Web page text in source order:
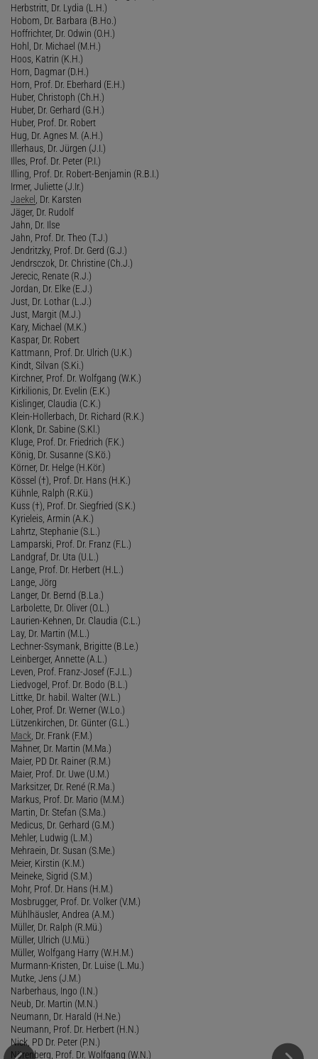
Herbstritt, Dr. Lydia (L.H.)
Hobom, Dr. Barbara (B.Ho.)
Hoffrichter, Dr. Odwin (O.H.)
Hohl, Dr. Michael (M.H.)
Hoos, Katrin (K.H.)
Horn, Dagmar (D.H.)
Horn, Prof. Dr. Eberhard (E.H.)
Huber, Christoph (Ch.H.)
Huber, Dr. Gerhard (G.H.)
Huber, Prof. Dr. Robert
Hug, Dr. Agnes M. (A.H.)
Illerhaus, Dr. Jürgen (J.I.)
Illes, Prof. Dr. Peter (P.I.)
Illing, Prof. Dr. Robert-Benjamin (R.B.I.)
Irmer, Juliette (J.Ir.)
Jaekel , Dr. Karsten
Jäger, Dr. Rudolf
Jahn, Dr. Ilse
Jahn, Prof. Dr. Theo (T.J.)
Jendritzky, Prof. Dr. Gerd (G.J.)
Jendrsczok, Dr. Christine (Ch.J.)
Jerecic, Renate (R.J.)
Jordan, Dr. Elke (E.J.)
Just, Dr. Lothar (L.J.)
Just, Margit (M.J.)
Kary, Michael (M.K.)
Kaspar, Dr. Robert
Kattmann, Prof. Dr. Ulrich (U.K.)
Kindt, Silvan (S.Ki.)
Kirchner, Prof. Dr. Wolfgang (W.K.)
Kirkilionis, Dr. Evelin (E.K.)
Kislinger, Claudia (C.K.)
Klein-Hollerbach, Dr. Richard (R.K.)
Klonk, Dr. Sabine (S.Kl.)
Kluge, Prof. Dr. Friedrich (F.K.)
König, Dr. Susanne (S.Kö.)
Körner, Dr. Helge (H.Kör.)
Kössel (†), Prof. Dr. Hans (H.K.)
Kühnle, Ralph (R.Kü.)
Kuss (†), Prof. Dr. Siegfried (S.K.)
Kyrieleis, Armin (A.K.)
Lahrtz, Stephanie (S.L.)
Lamparski, Prof. Dr. Franz (F.L.)
Landgraf, Dr. Uta (U.L.)
Lange, Prof. Dr. Herbert (H.L.)
Lange, Jörg
Langer, Dr. Bernd (B.La.)
Larbolette, Dr. Oliver (O.L.)
Laurien-Kehnen, Dr. Claudia (C.L.)
Lay, Dr. Martin (M.L.)
Lechner-Ssymank, Brigitte (B.Le.)
Leinberger, Annette (A.L.)
Leven, Prof. Franz-Josef (F.J.L.)
Liedvogel, Prof. Dr. Bodo (B.L.)
Littke, Dr. habil. Walter (W.L.)
Loher, Prof. Dr. Werner (W.Lo.)
Lützenkirchen, Dr. Günter (G.L.)
Mack , Dr. Frank (F.M.)
Mahner, Dr. Martin (M.Ma.)
Maier, PD Dr. Rainer (R.M.)
Maier, Prof. Dr. Uwe (U.M.)
Marksitzer, Dr. René (R.Ma.)
Markus, Prof. Dr. Mario (M.M.)
Martin, Dr. Stefan (S.Ma.)
Medicus, Dr. Gerhard (G.M.)
Mehler, Ludwig (L.M.)
Mehraein, Dr. Susan (S.Me.)
Meier, Kirstin (K.M.)
Meineke, Sigrid (S.M.)
Mohr, Prof. Dr. Hans (H.M.)
Mosbrugger, Prof. Dr. Volker (V.M.)
Mühlhäusler, Andrea (A.M.)
Müller, Dr. Ralph (R.Mü.)
Müller, Ulrich (U.Mü.)
Müller, Wolfgang Harry (W.H.M.)
Murmann-Kristen, Dr. Luise (L.Mu.)
Mutke, Jens (J.M.)
Narberhaus, Ingo (I.N.)
Neub, Dr. Martin (M.N.)
Neumann, Dr. Harald (H.Ne.)
Neumann, Prof. Dr. Herbert (H.N.)
Nick, PD Dr. Peter (P.N.)
Nörenberg, Prof. Dr. Wolfgang (W.N.)